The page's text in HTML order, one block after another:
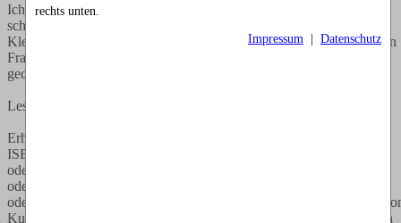
rechts unten.
Impressum | Datenschutz
Ich habe einen tollen neuen Partner kennengelernt, hatte einen
schweren Unfall, habe danach meine Beziehung wegen einer
Kleinigkeit aufs Spiel gesetzt und jetzt stehe ich hier in einem Park in
Frankreich und mein Leben hat sich um einhundert achtzig Grad
gedreht. Aber das ist eine lange Geschichte.
Leseprobe: Link,
Erhältlich im Buchhandel.
ISBN: 978-3-7450-1870-7
oder bei epubli (
oder bei buecher.de (
oder zum Beispiel bei Amazon (
)Wichtig für
Kunden! Leider gibt es Probleme bei Amazon, die wollen es einfach